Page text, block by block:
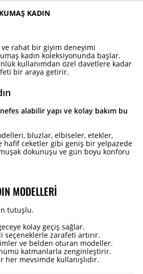
KADIN
ve rahat bir giyim deneyimi
kadın koleksiyonunda başlar.
kullanımdan özel davetlere kadar
bir araya getirir.
alabilir yapı ve kolay bakım bu
bluzlar, elbiseler, etekler,
hafif ceketler gibi geniş bir yelpazede
dokunuşu ve gün boyu konforu
MODELLERI
tutuşlu.
kolay geçiş sağlar.
seçeneklerle zarafeti artırır.
ve belden oturan modeller.
katmanlarla zenginleştirir.
her mevsimde kullanışlıdır.